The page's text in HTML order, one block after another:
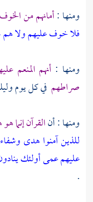
ومنها :أمانهم من
فلا خوف عليهم ولا هم
ومنها : أنهم المنعم
صراطهم في كل يوم
ومنها : أنالقرآن إنما
للذين آمنوا هدى
عليهم عمى أولئك
.